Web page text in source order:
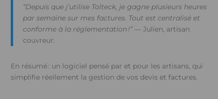
“Depuis que j’utilise Tolteck, je gagne plusieurs heures
par semaine sur mes factures. Tout est centralisé et
conforme à la réglementation !”— Julien, artisan
couvreur.
En résumé : un logiciel pensé par et pour les artisans, qui
simplifie réellement la gestion de vos devis et factures.